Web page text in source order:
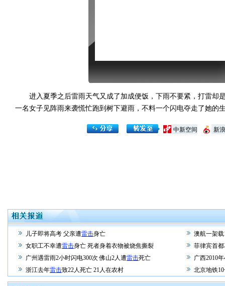
进入夏季之后雷雨天气又成了加成便饭，下雨不要紧，打雷却
一名女子见阵雨来袭慌忙跑到树下避雨，不料一个闪电夺走了她的
新
中新空间
儿子即将高考 父亲遭雷击身亡
澳航一架
女职工不幸遭雷击身亡 死者身着衣物被烧焦撕裂
菲律宾首
广州遇雷雨2小时闪电300次 佛山2人遭雷击死亡
广西2010
浙江去年雷击致22人死亡 21人在农村 北京地铁